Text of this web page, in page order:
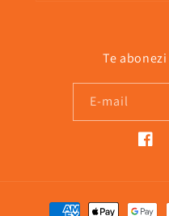
Te
E-mail
Metode